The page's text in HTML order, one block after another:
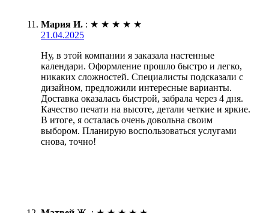
Мария И. : ★ ★ ★ ★ ★
21.04.2025
Ну, в этой компании я заказала настенные
календари. Оформление прошло быстро и легко,
никаких сложностей. Специалисты подсказали с
дизайном, предложили интересные варианты.
Доставка оказалась быстрой, забрала через 4 дня.
Качество печати на высоте, детали четкие и яркие.
В итоге, я осталась очень довольна своим
выбором. Планирую воспользоваться услугами
снова, точно!